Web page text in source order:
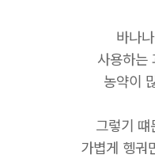
바나
사용하는
농약이
그렇기 떄
가볍게 헹궈